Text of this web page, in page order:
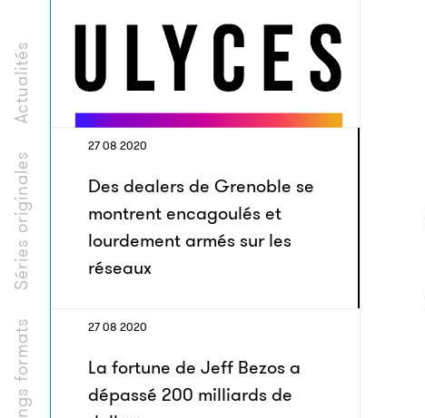
Longs formats
Séries originales
Actualités
27 08 2020
Des dealers de Grenoble se
montrent encagoulés et
lourdement armés sur les
réseaux
27 08 2020
La fortune de Jeff Bezos a
dépassé 200 milliards de